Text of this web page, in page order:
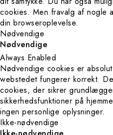
cookies. Men fravalg af nogle
din browseroplevelse.
Nødvendige
Nødvendige
Always Enabled
Nødvendige cookies er
webstedet fungerer korrekt.
cookies, der sikrer
sikkerhedsfunktioner på
ingen personlige oplysninger.
Ikke-nødvendige